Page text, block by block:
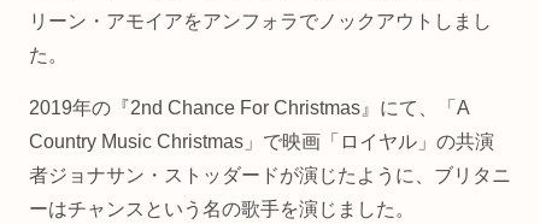
リーン・アモイアをアンフォラでノックアウトしまし
た。
2019年の『2nd Chance For Christmas』にて、「A
Country Music Christmas」で映画「ロイヤル」の共演
者ジョナサン・ストッダードが演じたように、ブリタニ
ーはチャンスという名の歌手を演じました。